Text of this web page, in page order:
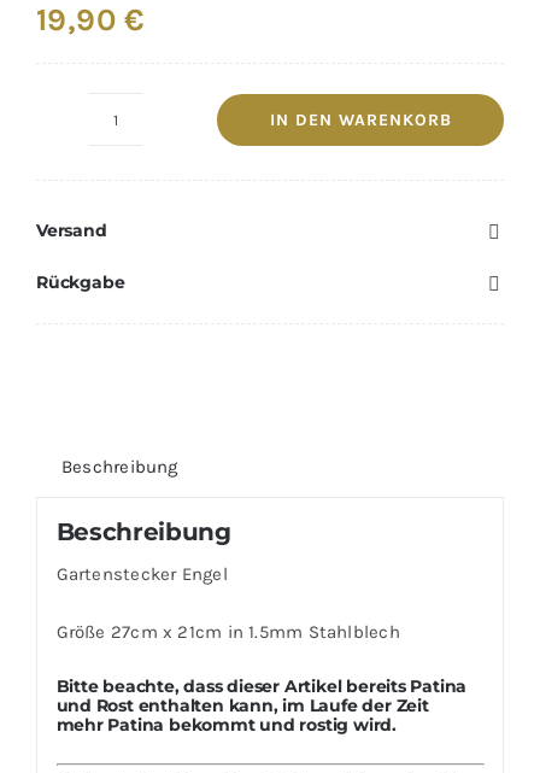
19,90€
Gartenstecker
IN DEN WARENKORB
Versand
Rückgabe
Beschreibung
Beschreibung
Gartenstecker Engel
Größe 27cm x 21cm in 1.5mm Stahlblech
Bitte beachte, dass dieser Artikel bereits Patina
und Rost enthalten kann, im Laufe der Zeit
mehr Patina bekommt und rostig wird.